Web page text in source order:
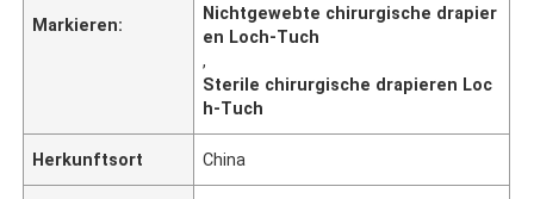
Markieren:
Nichtgewebte chirurgische drapier
en Loch-Tuch
,
Sterile chirurgische drapieren Loc
h-Tuch
Herkunftsort China